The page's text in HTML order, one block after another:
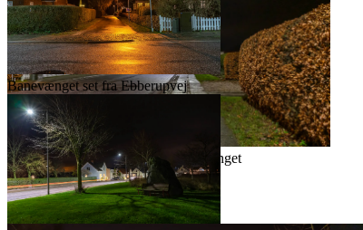
Autohuset
Ebberupvej set mod øst ved Banevænget
Banevænget set fra Ebberupvej